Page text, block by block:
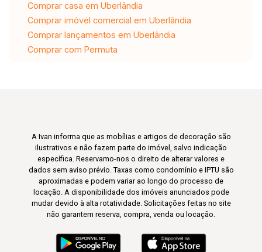
Comprar casa em Uberlândia
Comprar imóvel comercial em Uberlândia
Comprar lançamentos em Uberlândia
Comprar com Permuta
A Ivan informa que as mobílias e artigos de decoração são
ilustrativos e não fazem parte do imóvel, salvo indicação
específica. Reservamo-nos o direito de alterar valores e
dados sem aviso prévio. Taxas como condomínio e IPTU são
aproximadas e podem variar ao longo do processo de
locação. A disponibilidade dos imóveis anunciados pode
mudar devido à alta rotatividade. Solicitações feitas no site
não garantem reserva, compra, venda ou locação.